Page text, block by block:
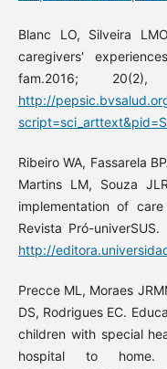
Blanc LO, Silveira
caregivers'
fam.2016;
http://
Ribeiro WA, Fassarela
Martins LM, Souza
implementation of
Revista Pró-
http://
Precce ML, Moraes
DS, Rodrigues EC.
children with special
hospital to home.